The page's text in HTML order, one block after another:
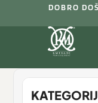
DOBRO